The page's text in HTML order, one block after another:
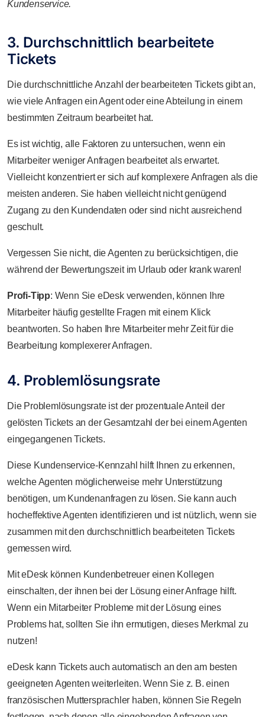
Kundenservice.
3. Durchschnittlich bearbeitete
Tickets
Die durchschnittliche Anzahl der bearbeiteten Tickets gibt an,
wie viele Anfragen ein Agent oder eine Abteilung in einem
bestimmten Zeitraum bearbeitet hat.
Es ist wichtig, alle Faktoren zu untersuchen, wenn ein
Mitarbeiter weniger Anfragen bearbeitet als erwartet.
Vielleicht konzentriert er sich auf komplexere Anfragen als die
meisten anderen. Sie haben vielleicht nicht genügend
Zugang zu den Kundendaten oder sind nicht ausreichend
geschult.
Vergessen Sie nicht, die Agenten zu berücksichtigen, die
während der Bewertungszeit im Urlaub oder krank waren!
Profi-Tipp: Wenn Sie eDesk verwenden, können Ihre
Mitarbeiter häufig gestellte Fragen mit einem Klick
beantworten. So haben Ihre Mitarbeiter mehr Zeit für die
Bearbeitung komplexerer Anfragen.
4. Problemlösungsrate
Die Problemlösungsrate ist der prozentuale Anteil der
gelösten Tickets an der Gesamtzahl der bei einem Agenten
eingegangenen Tickets.
Diese Kundenservice-Kennzahl hilft Ihnen zu erkennen,
welche Agenten möglicherweise mehr Unterstützung
benötigen, um Kundenanfragen zu lösen. Sie kann auch
hocheffektive Agenten identifizieren und ist nützlich, wenn sie
zusammen mit den durchschnittlich bearbeiteten Tickets
gemessen wird.
Mit eDesk können Kundenbetreuer einen Kollegen
einschalten, der ihnen bei der Lösung einer Anfrage hilft.
Wenn ein Mitarbeiter Probleme mit der Lösung eines
Problems hat, sollten Sie ihn ermutigen, dieses Merkmal zu
nutzen!
eDesk kann Tickets auch automatisch an den am besten
geeigneten Agenten weiterleiten. Wenn Sie z. B. einen
französischen Muttersprachler haben, können Sie Regeln